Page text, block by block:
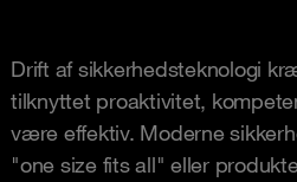
Drift af sikkerhedsteknologi
tilknyttet proaktivitet,
være effektiv. Moderne
"one size fits all" eller